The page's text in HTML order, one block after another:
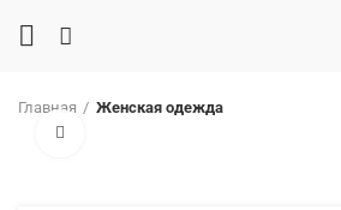
Главная
Женская одежда